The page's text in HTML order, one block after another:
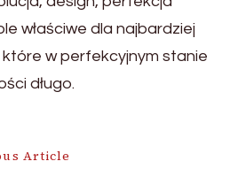
właściwe dla najbardziej
w perfekcyjnym stanie
długo.
Article